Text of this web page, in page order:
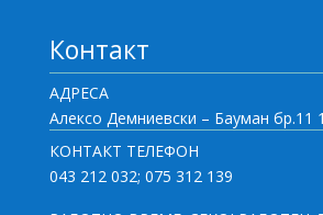
Контакт
АДРЕСА
Алексо Демниевски – Бауман бр.11
КОНТАКТ ТЕЛЕФОН
043 212 032; 075 312 139